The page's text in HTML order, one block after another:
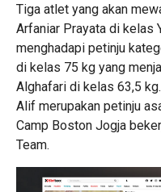
Tiga atlet yang akan
Arfaniar Prayata di kelas
menghadapi petinju
di kelas 75 kg yang
Alghafari di kelas 63,5 kg.
Alif merupakan petinju
Camp Boston Jogja
Team.